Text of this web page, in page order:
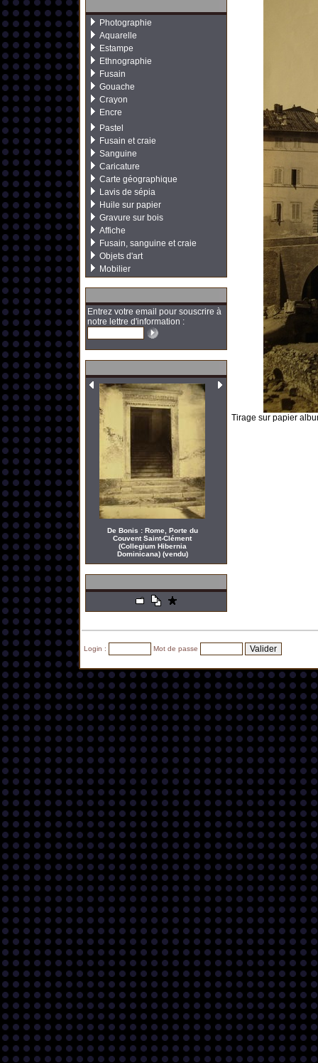
Photographie
Aquarelle
Estampe
Ethnographie
Fusain
Gouache
Crayon
Encre
Pastel
Fusain et craie
Sanguine
Caricature
Carte géographique
Lavis de sépia
Huile sur papier
Gravure sur bois
Affiche
Fusain, sanguine et craie
Objets d'art
Mobilier
Entrez votre email pour souscrire à
notre lettre d'information :
De Bonis : Rome, Porte du
Couvent Saint-Clément
(Collegium Hibernia
Dominicana) (vendu)
Tirage sur papier
Login : Mot de passe